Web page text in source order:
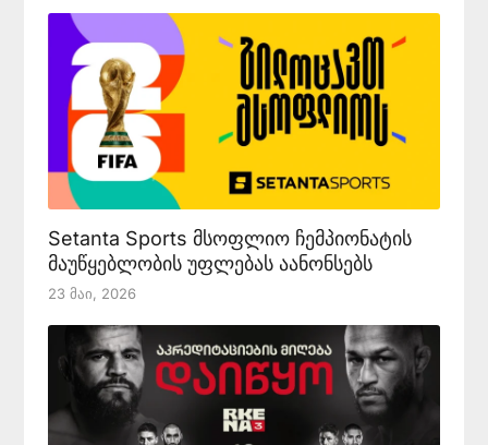
Setanta Sports მსოფლიო ჩემპიონატის
მაუწყებლობის უფლებას აანონსებს
23 Მაი, 2026